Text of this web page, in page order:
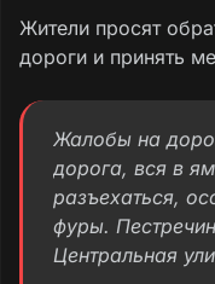
Жители просят
дороги и принять
Жалобы на
дорога, вся в
разъехаться,
фуры.
Центральная